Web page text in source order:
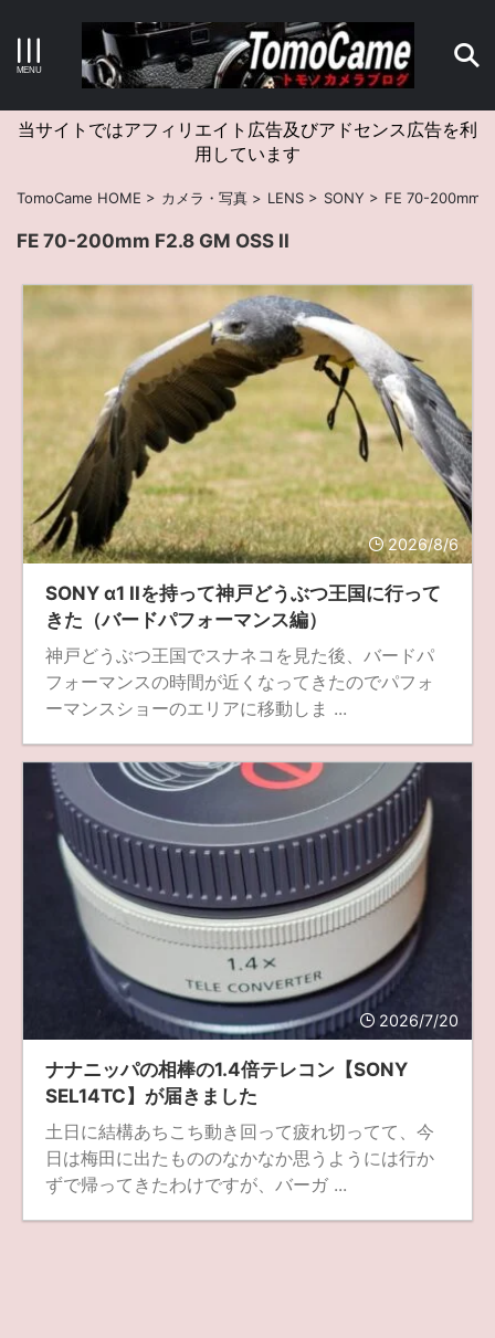
キーワードで検索する
アーカイブ
タグクラウド
Canon craft EM5II EOS Kiss X4 EOS R10
fujifilm game GR III hobby info iPad
iPhone K-1 Leica LENS LUMIX G100
LUMIX GF9 LUMIX L10 LUMIX S1 LUMIX S9
M(Typ240) minolta MX nikki Nikon
OLYMPUS om-1 II OM-3 om-5 II
osmo osmo action3 panasonic pc
PEN E-P7 PENTAX Pocket 3 PS5
psobb ricoh SIGMA SONY sound
TAMRON TG-6 THETA VILTROX X-T2
X half Xiaomi Pad 6 Xperia1VI Z-1
Z6II Z9 Z30 Z50II Zf Zfc
α7CR α6700 フィルムカメラ
フォクトレンダー ライカIIf ライカM4 ライカM10
ライカM10-R ライカX2 ローライ35
ローライコード 原神
当サイトではアフィリエイト広告及びアドセンス広告を利
用しています
TomoCame HOME > カメラ・写真 > LENS > SONY > FE 70-200mm
FE 70-200mm F2.8 GM OSS II
2026/8/6
SONY α1 IIを持って神戸どうぶつ王国に行って
きた（バードパフォーマンス編）
神戸どうぶつ王国でスナネコを見た後、バードパ
フォーマンスの時間が近くなってきたのでパフォ
ーマンスショーのエリアに移動しま ...
2026/7/20
ナナニッパの相棒の1.4倍テレコン【SONY
SEL14TC】が届きました
土日に結構あちこち動き回って疲れ切ってて、今
日は梅田に出たもののなかなか思うようには行か
ずで帰ってきたわけですが、バーガ ...